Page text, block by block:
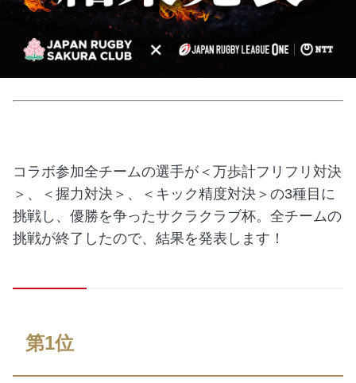
コラボ参加全チームの選手が＜万歩計フリフリ対決
＞、＜握力対決＞、＜キック精度対決＞の3種目に
挑戦し、優勝を争ったサクラクラブ杯。全チームの
挑戦が終了したので、結果を発表します！
第1位